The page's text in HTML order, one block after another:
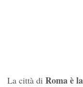
La città di Roma è